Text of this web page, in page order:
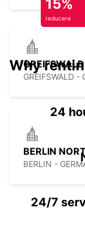
GREIFSWALD -
BERLIN
BERLIN -
15%
reducere
Why
24
24/7